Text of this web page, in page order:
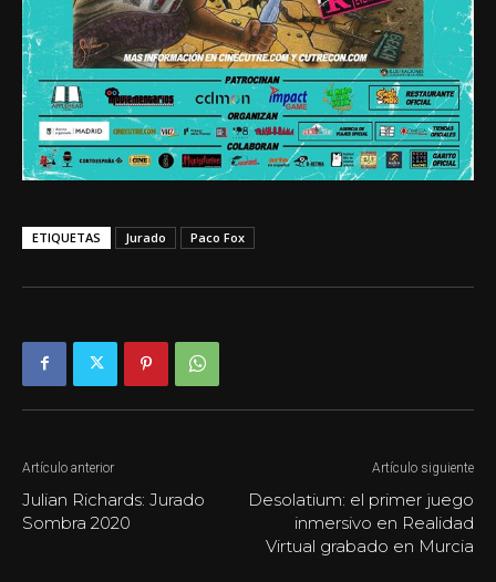
ETIQUETAS Jurado Paco Fox
Artículo anterior
Julian Richards: Jurado
Sombra 2020
Artículo siguiente
Desolatium: el primer juego
inmersivo en Realidad
Virtual grabado en Murcia